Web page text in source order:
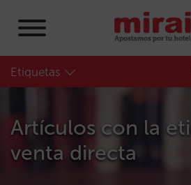
Etiquetas
Artículos con la
venta directa